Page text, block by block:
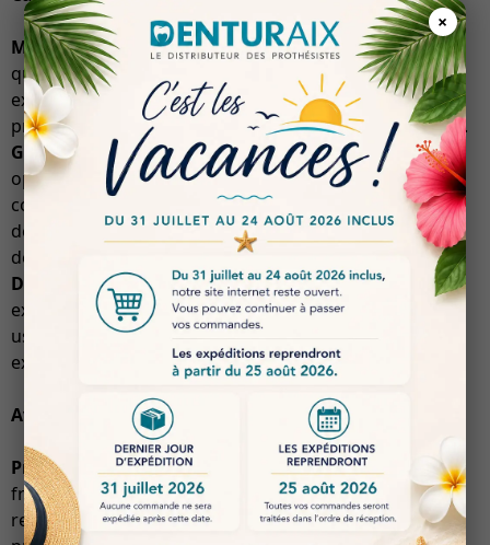
×
Matériau de Fabrication: Conçue en acier de haute
qualité, la fraise ED-N3.F2D.10 offre une durabilité
exceptionnelle et une résistance à l’usure, ce qui
prolonge sa durée de vie et réduit les coûts d’entretien.
Géométrie de la Lame: La conception de la lame est
optimisée pour un fraisage efficace, permettant une
coupe précise et nette. Cela se traduit par une finition
de surface supérieure, essentielle pour les applications
dentaires où la précision est primordiale.
Dimensions: Avec des dimensions adaptées aux
exigences des machines VHF, cette fraise permet un
usinage rapide et efficace, tout en maintenant une
excellente stabilité pendant le processus.
Avantages
Précision Accrue: Grâce à sa conception avancée, la
fraise ED-N3.F2D.10 assure une précision d’usinage
remarquable, essentielle pour la fabrication de